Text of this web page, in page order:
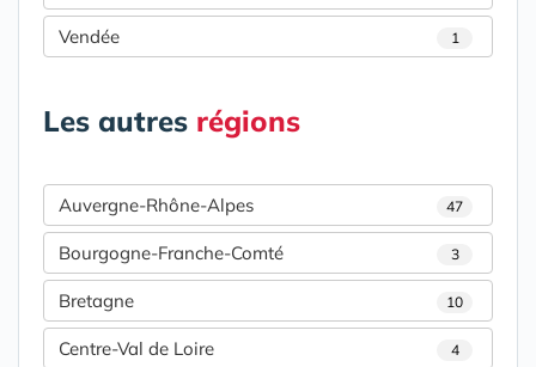
Vendée 1
Les autres régions
Auvergne-Rhône-Alpes 47
Bourgogne-Franche-Comté 3
Bretagne 10
Centre-Val de Loire 4